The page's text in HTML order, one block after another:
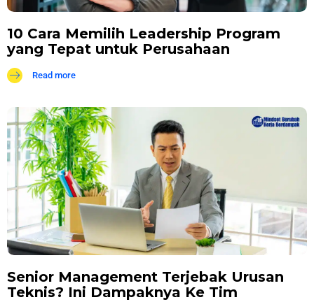
10 Cara Memilih Leadership Program
yang Tepat untuk Perusahaan
Read more
Senior Management Terjebak Urusan
Teknis? Ini Dampaknya Ke Tim